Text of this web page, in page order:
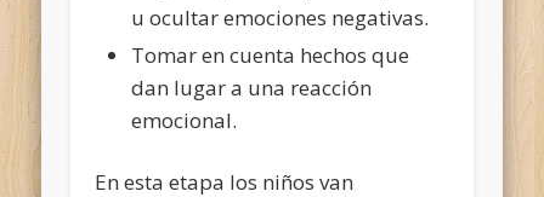
u ocultar emociones negativas.
Tomar en cuenta hechos que
dan lugar a una reacción
emocional.
En esta etapa los niños van